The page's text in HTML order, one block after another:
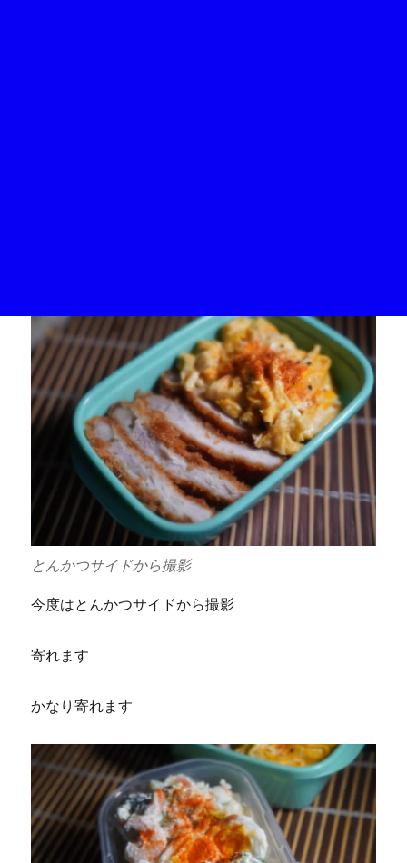
とんかつサイドから撮影
今度はとんかつサイドから撮影
寄れます
かなり寄れます